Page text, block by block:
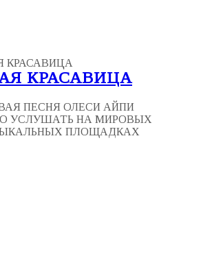
КРАСАВИЦА
ПЕСНЯ ОЛЕСИ АЙПИ
УСЛУШАТЬ НА МИРОВЫХ
ПЛОЩАДКАХ